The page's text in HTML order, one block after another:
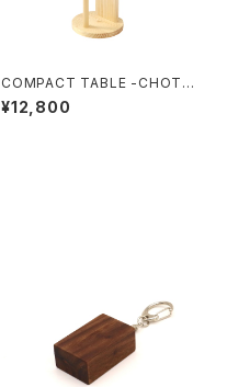
COMPACT TABLE -CHOTT
E-
¥12,800